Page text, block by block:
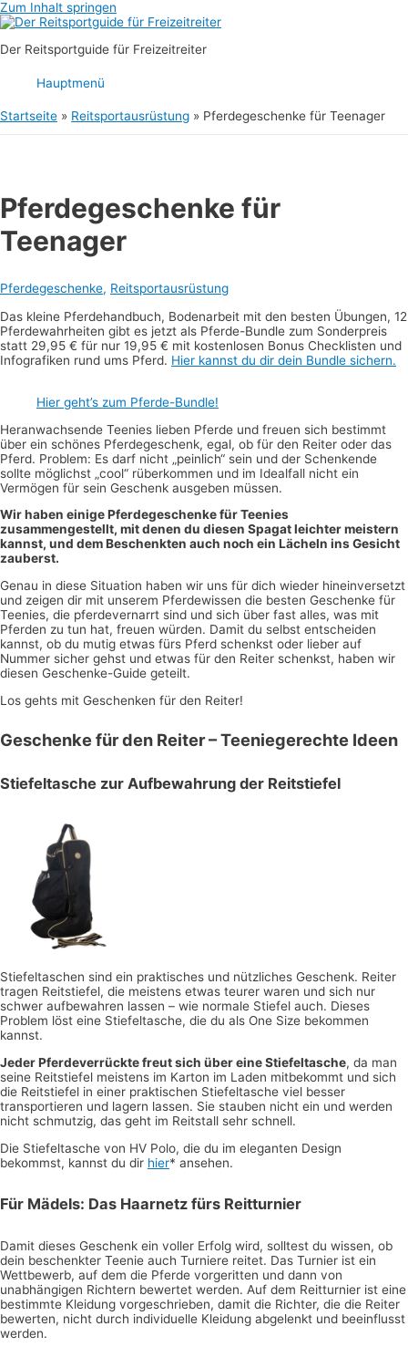
Zum Inhalt springen
Der Reitsportguide für Freizeitreiter
Hauptmenü
Startseite Reitsportausrüstung Pferdegeschenke für Teenager
Pferdegeschenke für
Teenager
Pferdegeschenke, Reitsportausrüstung
Das kleine Pferdehandbuch, Bodenarbeit mit den besten Übungen, 12
Pferdewahrheiten gibt es jetzt als Pferde-Bundle zum Sonderpreis
statt 29,95 € für nur 19,95 € mit kostenlosen Bonus Checklisten und
Infografiken rund ums Pferd. Hier kannst du dir dein Bundle sichern.
Hier geht’s zum Pferde-Bundle!
Heranwachsende Teenies lieben Pferde und freuen sich bestimmt
über ein schönes Pferdegeschenk, egal, ob für den Reiter oder das
Pferd. Problem: Es darf nicht „peinlich“ sein und der Schenkende
sollte möglichst „cool“ rüberkommen und im Idealfall nicht ein
Vermögen für sein Geschenk ausgeben müssen.
Wir haben einige Pferdegeschenke für Teenies
zusammengestellt, mit denen du diesen Spagat leichter meistern
kannst, und dem Beschenkten auch noch ein Lächeln ins Gesicht
zauberst.
Genau in diese Situation haben wir uns für dich wieder hineinversetzt
und zeigen dir mit unserem Pferdewissen die besten Geschenke für
Teenies, die pferdevernarrt sind und sich über fast alles, was mit
Pferden zu tun hat, freuen würden. Damit du selbst entscheiden
kannst, ob du mutig etwas fürs Pferd schenkst oder lieber auf
Nummer sicher gehst und etwas für den Reiter schenkst, haben wir
diesen Geschenke-Guide geteilt.
Los gehts mit Geschenken für den Reiter!
Geschenke für den Reiter – Teeniegerechte Ideen
Stiefeltasche zur Aufbewahrung der Reitstiefel
Stiefeltaschen sind ein praktisches und nützliches Geschenk. Reiter
tragen Reitstiefel, die meistens etwas teurer waren und sich nur
schwer aufbewahren lassen – wie normale Stiefel auch. Dieses
Problem löst eine Stiefeltasche, die du als One Size bekommen
kannst.
Jeder Pferdeverrückte freut sich über eine Stiefeltasche, da man
seine Reitstiefel meistens im Karton im Laden mitbekommt und sich
die Reitstiefel in einer praktischen Stiefeltasche viel besser
transportieren und lagern lassen. Sie stauben nicht ein und werden
nicht schmutzig, das geht im Reitstall sehr schnell.
Die Stiefeltasche von HV Polo, die du im eleganten Design
bekommst, kannst du dir hier* ansehen.
Für Mädels: Das Haarnetz fürs Reitturnier
Damit dieses Geschenk ein voller Erfolg wird, solltest du wissen, ob
dein beschenkter Teenie auch Turniere reitet. Das Turnier ist ein
Wettbewerb, auf dem die Pferde vorgeritten und dann von
unabhängigen Richtern bewertet werden. Auf dem Reitturnier ist eine
bestimmte Kleidung vorgeschrieben, damit die Richter, die die Reiter
bewerten, nicht durch individuelle Kleidung abgelenkt und beeinflusst
werden.